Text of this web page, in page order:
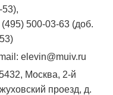
53),
(495) 500-03-63 (доб.
elevin@muiv.ru
Москва, 2-й
проезд, д.